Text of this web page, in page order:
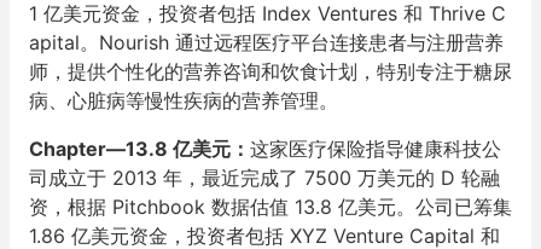
1 亿美元资金，投资者包括 Index Ventures 和 Thrive C
apital。Nourish 通过远程医疗平台连接患者与注册营养
师，提供个性化的营养咨询和饮食计划，特别专注于糖尿
病、心脏病等慢性疾病的营养管理。
Chapter—13.8 亿美元： 这家医疗保险指导健康科技公
司成立于 2013 年，最近完成了 7500 万美元的 D 轮融
资，根据 Pitchbook 数据估值 13.8 亿美元。公司已筹集
1.86 亿美元资金，投资者包括 XYZ Venture Capital 和